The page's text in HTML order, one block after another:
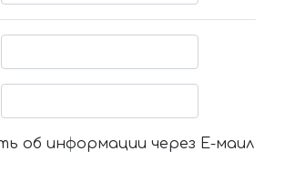
об информации через Е-маил